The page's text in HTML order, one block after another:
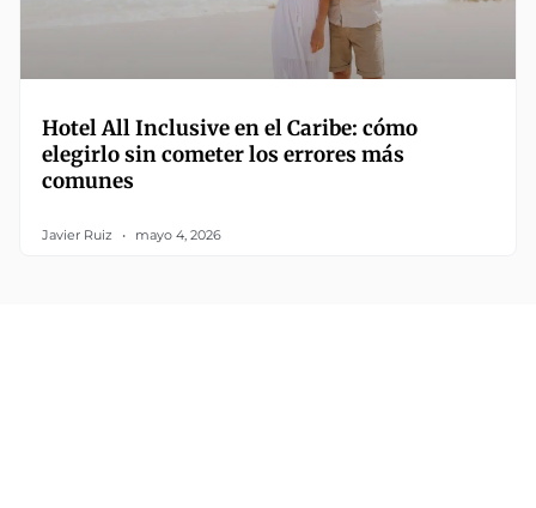
Hotel All Inclusive en el Caribe: cómo
elegirlo sin cometer los errores más
comunes
Javier Ruiz mayo 4, 2026